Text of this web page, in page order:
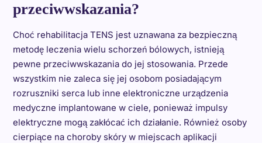
przeciwwskazania?
Choć rehabilitacja TENS jest uznawana za bezpieczną
metodę leczenia wielu schorzeń bólowych, istnieją
pewne przeciwwskazania do jej stosowania. Przede
wszystkim nie zaleca się jej osobom posiadającym
rozruszniki serca lub inne elektroniczne urządzenia
medyczne implantowane w ciele, ponieważ impulsy
elektryczne mogą zakłócać ich działanie. Również osoby
cierpiące na choroby skóry w miejscach aplikacji